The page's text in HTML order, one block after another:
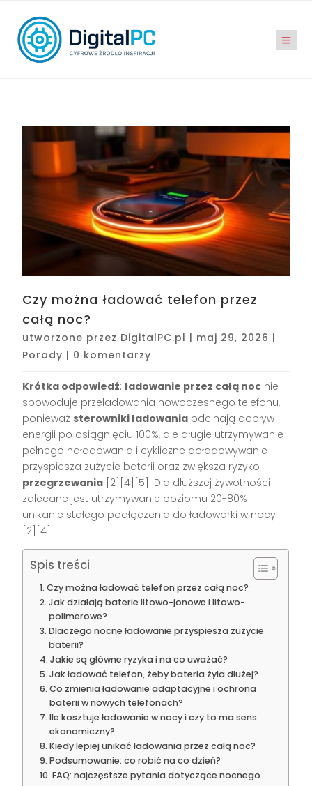
Czy można ładować telefon przez
całą noc?
utworzone przez DigitalPC.pl | maj 29, 2026 |
Porady | 0 komentarzy
Krótka odpowiedź:ładowanie przez całą noc nie
spowoduje przeładowania nowoczesnego telefonu,
ponieważ sterowniki ładowania odcinają dopływ
energii po osiągnięciu 100%, ale długie utrzymywanie
pełnego naładowania i cykliczne doładowywanie
przyspiesza zużycie baterii oraz zwiększa ryzyko
przegrzewania [2][4][5]. Dla dłuższej żywotności
zalecane jest utrzymywanie poziomu 20-80% i
unikanie stałego podłączenia do ładowarki w nocy
[2][4].
Spis treści
Czy można ładować telefon przez całą noc?
Jak działają baterie litowo-jonowe i litowo-
polimerowe?
Dlaczego nocne ładowanie przyspiesza zużycie
baterii?
Jakie są główne ryzyka i na co uważać?
Jak ładować telefon, żeby bateria żyła dłużej?
Co zmienia ładowanie adaptacyjne i ochrona
baterii w nowych telefonach?
Ile kosztuje ładowanie w nocy i czy to ma sens
ekonomiczny?
Kiedy lepiej unikać ładowania przez całą noc?
Podsumowanie: co robić na co dzień?
FAQ: najczęstsze pytania dotyczące nocnego